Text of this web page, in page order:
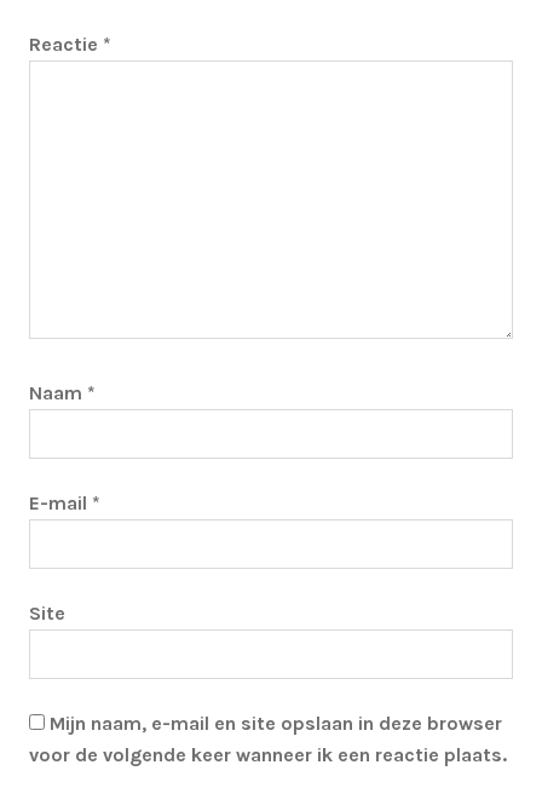
Reactie *
Naam *
E-mail *
Site
Mijn naam, e-mail en site opslaan in deze browser
voor de volgende keer wanneer ik een reactie plaats.